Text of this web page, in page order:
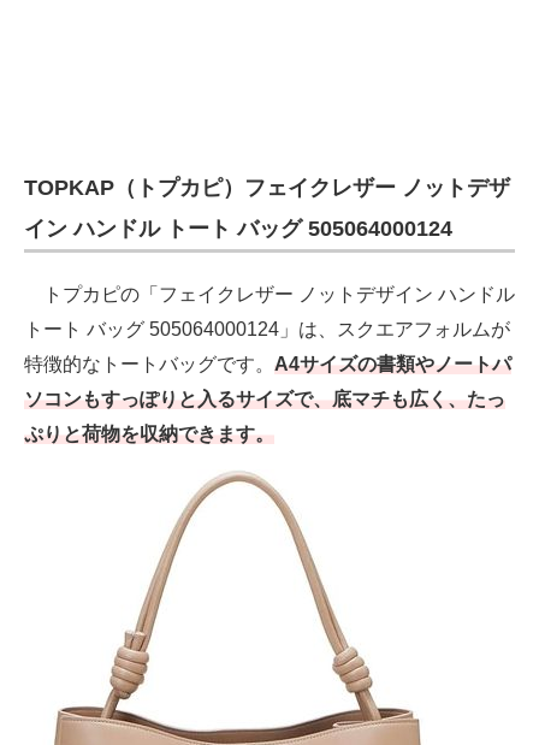
TOPKAP（トプカピ）フェイクレザー ノットデザ
イン ハンドル トート バッグ 505064000124
トプカピの「フェイクレザー ノットデザイン ハンドル
トート バッグ 505064000124」は、スクエアフォルムが
特徴的なトートバッグです。 A4サイズの書類やノートパ
ソコンもすっぽりと入るサイズで、底マチも広く、たっ
ぷりと荷物を収納できます。